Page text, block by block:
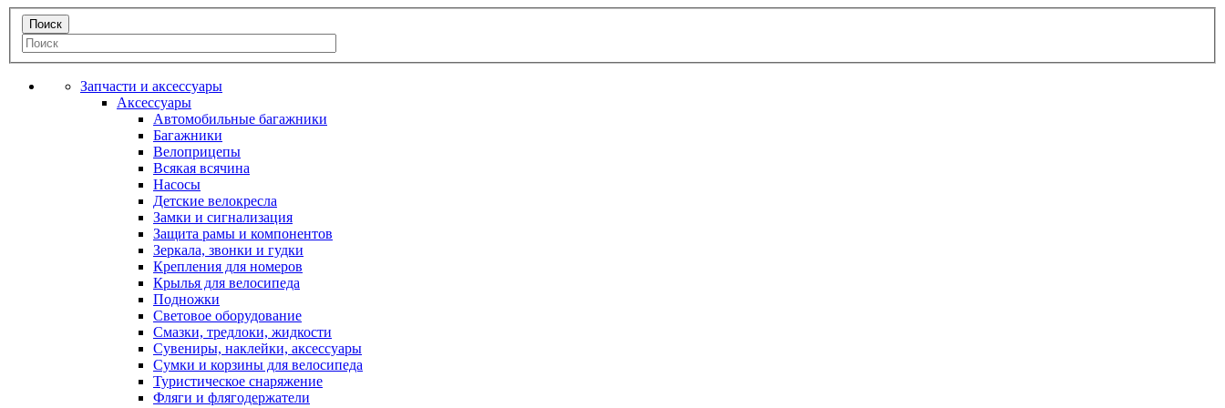
Запчасти и аксессуары
Аксессуары
Автомобильные багажники
Багажники
Велоприцепы
Всякая всячина
Насосы
Детские велокресла
Замки и сигнализация
Защита рамы и компонентов
Зеркала, звонки и гудки
Крепления для номеров
Крылья для велосипеда
Подножки
Световое оборудование
Смазки, тредлоки, жидкости
Сувениры, наклейки, аксессуары
Сумки и корзины для велосипеда
Туристическое снаряжение
Фляги и флягодержатели